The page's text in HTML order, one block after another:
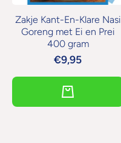
Zakje Kant-En-Klare Nasi
Goreng met Ei en Prei
400 gram
€9,95